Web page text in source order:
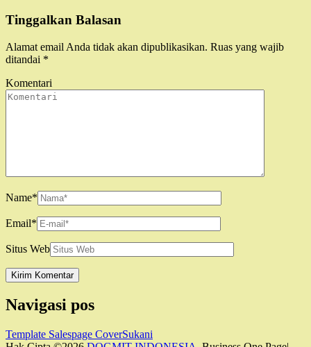
Tinggalkan Balasan
Alamat email Anda tidak akan dipublikasikan. Ruas yang wajib
ditandai *
Komentari
Name*
Email*
Situs Web
Navigasi pos
Template Salespage CoverSukani